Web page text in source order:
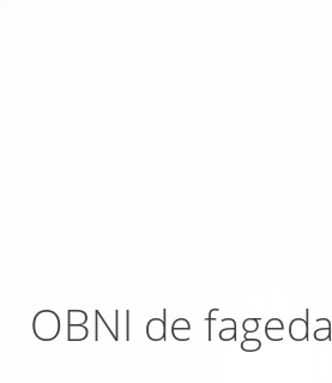
OBNI de fageda